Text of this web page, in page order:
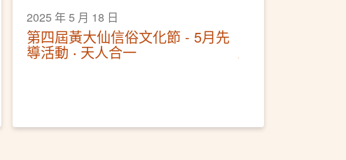
2025 年 5 月 18 日
第四屆黃大仙信俗文化節 - 5月先
導活動 ‧ 天人合一